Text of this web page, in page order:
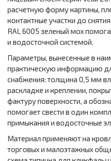
расчетную форму картины,
контактные участки до
RAL 6005 зеленый мох
и водосточной системой.
Параметры, вынесенные в
практическую информацию
снабжения: толщина 0,5 мм
раскладке и креплении,
фактуру поверхности, а
помогает свести в один
примыкания и водосточные
Материал применяют на
торговых и малоэтажных